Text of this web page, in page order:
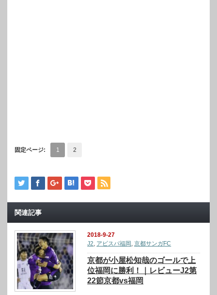
固定ページ: 1 2
関連記事
2018-9-27
J2, アビスパ福岡 ,京都サンガFC
京都が小屋松知哉のゴールで上
位福岡に勝利！｜レビューJ2第
22節京都vs福岡